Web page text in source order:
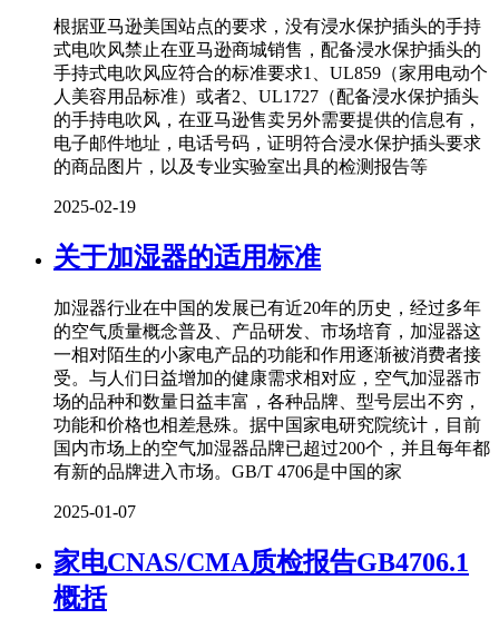
根据亚马逊美国站点的要求，没有浸水保护插头的手持
式电吹风禁止在亚马逊商城销售，配备浸水保护插头的
手持式电吹风应符合的标准要求1、UL859（家用电动个
人美容用品标准）或者2、UL1727（配备浸水保护插头
的手持电吹风，在亚马逊售卖另外需要提供的信息有，
电子邮件地址，电话号码，证明符合浸水保护插头要求
的商品图片，以及专业实验室出具的检测报告等
2025-02-19
关于加湿器的适用标准
加湿器行业在中国的发展已有近20年的历史，经过多年
的空气质量概念普及、产品研发、市场培育，加湿器这
一相对陌生的小家电产品的功能和作用逐渐被消费者接
受。与人们日益增加的健康需求相对应，空气加湿器市
场的品种和数量日益丰富，各种品牌、型号层出不穷，
功能和价格也相差悬殊。据中国家电研究院统计，目前
国内市场上的空气加湿器品牌已超过200个，并且每年都
有新的品牌进入市场。GB/T 4706是中国的家
2025-01-07
家电CNAS/CMA质检报告GB4706.1
概括